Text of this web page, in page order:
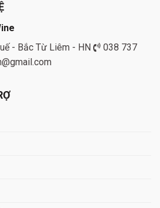
- Bắc Từ Liêm - HN
038 737